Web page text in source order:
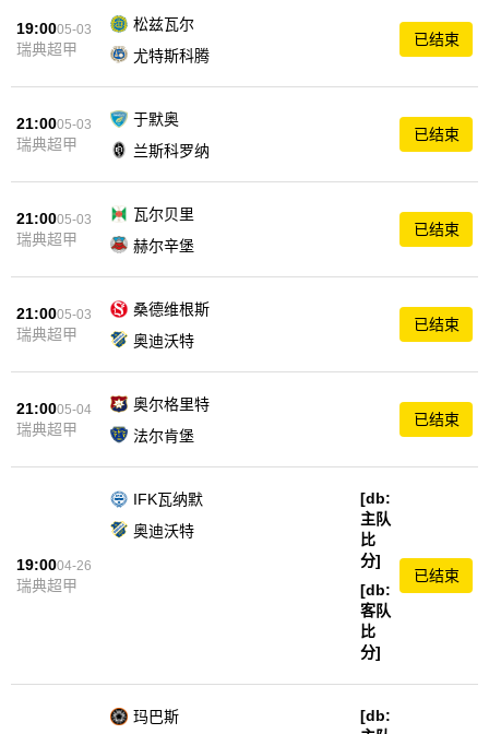
19:0005-03
瑞典超甲
松兹瓦尔
尤特斯科腾
已结束
21:0005-03
瑞典超甲
于默奥
兰斯科罗纳
已结束
21:0005-03
瑞典超甲
瓦尔贝里
赫尔辛堡
已结束
21:0005-03
瑞典超甲
桑德维根斯
奥迪沃特
已结束
21:0005-04
瑞典超甲
奥尔格里特
法尔肯堡
已结束
19:0004-26
瑞典超甲
IFK瓦纳默
[db:
主队
比
分]
[db:
客队
比
分]
奥迪沃特
已结束
玛巴斯
[db: